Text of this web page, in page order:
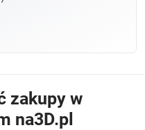
zakupy w
na3D.pl